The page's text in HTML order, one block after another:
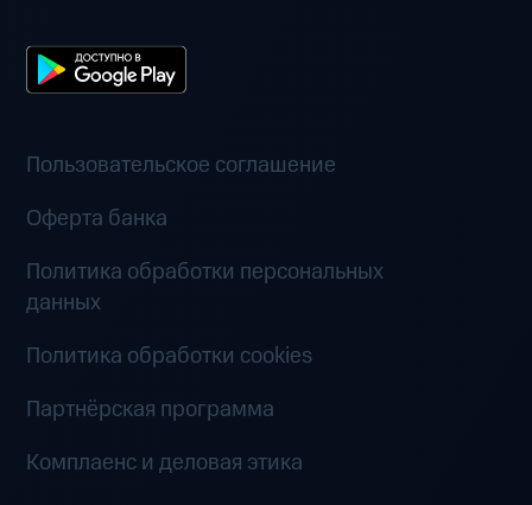
Пользовательское соглашение
Оферта банка
Политика обработки персональных
данных
Политика обработки cookies
Партнёрская программа
Комплаенс и деловая этика